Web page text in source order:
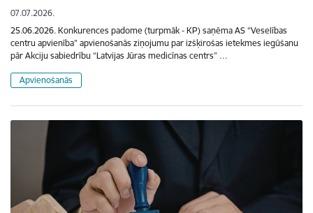
07.07.2026.
25.06.2026. Konkurences padome (turpmāk - KP) saņēma AS “Veselības
centru apvienība” apvienošanās ziņojumu par izšķirošas ietekmes iegūšanu
pār Akciju sabiedrību “Latvijas Jūras medicīnas centrs” …
Apvienošanās